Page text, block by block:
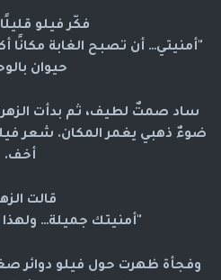
فكّر فيلو
"أمنيتي… أن تصبح الغابة مكانًا
حيوان
ساد صمتٌ لطيف، ثم بدأت
ضوءٌ ذهبي يغمر المكان. شعر
أخف.
قالت
"أمنيتك جميلة…
وفجأة ظهرت حول فيلو دوائر